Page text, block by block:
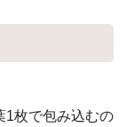
1枚で包み込むの